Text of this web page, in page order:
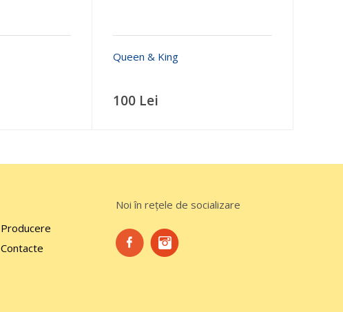
Queen & King
100 Lei
Producere
Contacte
Noi în rețele de socializare